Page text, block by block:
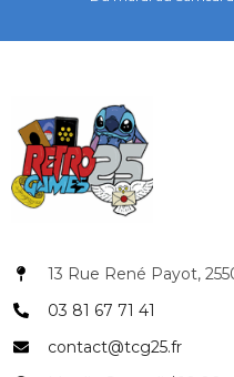
13 Rue René Payot,
03 81 67 71 41
contact@tcg25.fr